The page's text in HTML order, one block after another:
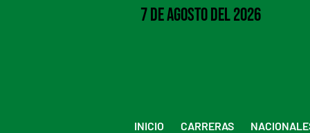
7 de Agosto del 2026
INICIO CARRERAS